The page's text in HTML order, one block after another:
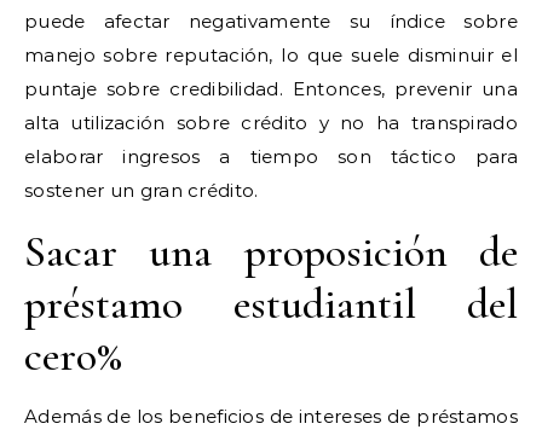
puede afectar negativamente su índice sobre
manejo sobre reputación, lo que suele disminuir el
puntaje sobre credibilidad. Entonces, prevenir una
alta utilización sobre crédito y no ha transpirado
elaborar ingresos a tiempo son táctico para
sostener un gran crédito.
Sacar una proposición de
préstamo estudiantil del
cero%
Además de los beneficios de intereses de préstamos